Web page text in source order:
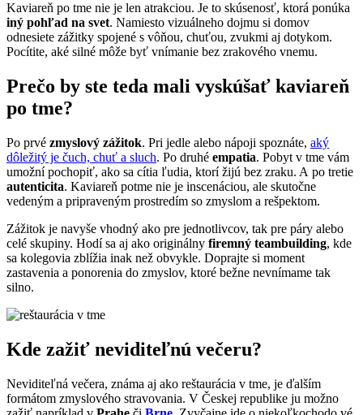
Kaviareň po tme nie je len atrakciou. Je to skúsenosť, ktorá ponúka
iný pohľad na svet. Namiesto vizuálneho dojmu si domov
odnesiete zážitky spojené s vôňou, chuťou, zvukmi aj dotykom.
Pocítite, aké silné môže byť vnímanie bez zrakového vnemu.
Prečo by ste teda mali vyskúšať kaviareň
po tme?
Po prvé zmyslový zážitok. Pri jedle alebo nápoji spoznáte, aký
dôležitý je čuch, chuť a sluch. Po druhé empatia. Pobyt v tme vám
umožní pochopiť, ako sa cítia ľudia, ktorí žijú bez zraku. A po tretie
autenticita. Kaviareň potme nie je inscenáciou, ale skutočne
vedeným a pripraveným prostredím so zmyslom a rešpektom.
Zážitok je navyše vhodný ako pre jednotlivcov, tak pre páry alebo
celé skupiny. Hodí sa aj ako originálny firemný teambuilding, kde
sa kolegovia zblížia inak než obvykle. Doprajte si moment
zastavenia a ponorenia do zmyslov, ktoré bežne nevnímame tak
silno.
Kde zažiť neviditeľnú večeru?
Neviditeľná večera, známa aj ako reštaurácia v tme, je ďalším
formátom zmyslového stravovania. V Českej republike ju možno